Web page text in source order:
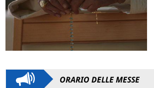
ORARIO DELLE MESSE